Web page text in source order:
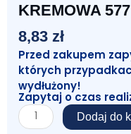
KREMOWA 577
8,83 zł
Przed zakupem
których
wydłużony!
Zapytaj o czas
ilość
KREPINA
Dodaj do